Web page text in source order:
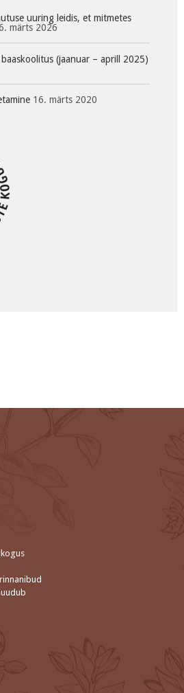
uuring leidis, et mitmetes
märts 2026
(jaanuar – aprill 2025)
16. märts 2020